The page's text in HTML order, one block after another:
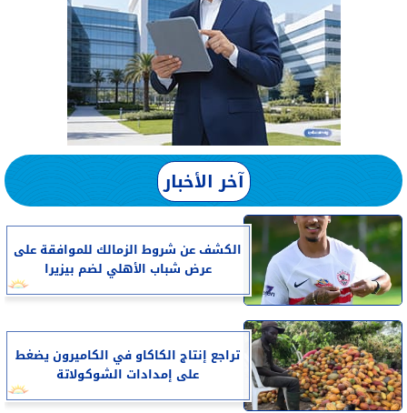
آخر الأخبار
الكشف عن شروط الزمالك للموافقة على
عرض شباب الأهلي لضم بيزيرا
تراجع إنتاج الكاكاو في الكاميرون يضغط
على إمدادات الشوكولاتة